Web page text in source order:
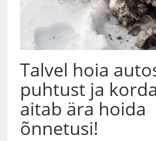
Talvel hoia
puhtust ja
aitab ära hoida
õnnetusi!